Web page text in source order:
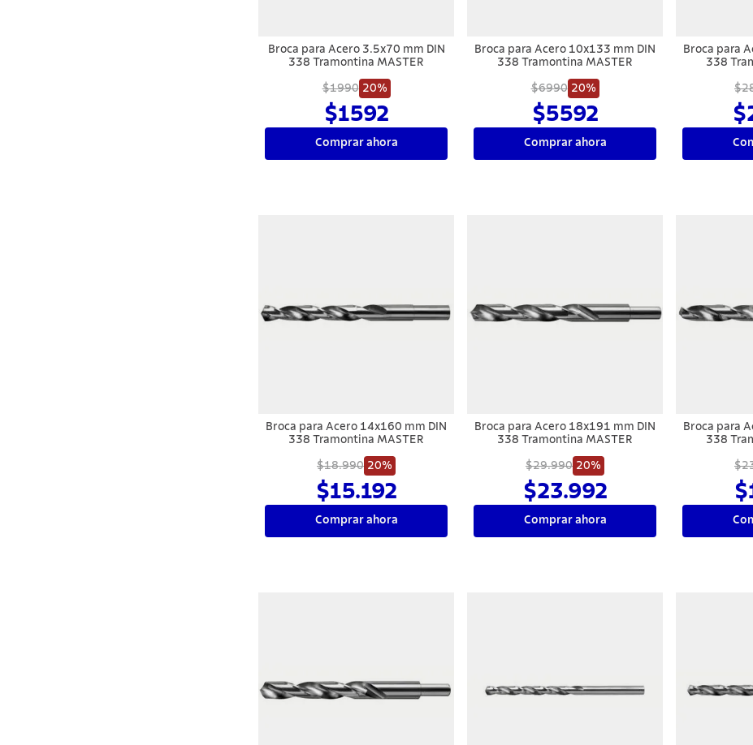
Broca para Acero 3.5x70 mm DIN
338 Tramontina MASTER
$1990 20%
$1592
Comprar ahora
Broca para Acero 10x133 mm DIN
338 Tramontina MASTER
$6990 20%
$5592
Comprar ahora
Broca para
338
Broca para Acero 14x160 mm DIN
338 Tramontina MASTER
$18.990 20%
$15.192
Comprar ahora
Broca para Acero 18x191 mm DIN
338 Tramontina MASTER
$29.990 20%
$23.992
Comprar ahora
Broca para
338